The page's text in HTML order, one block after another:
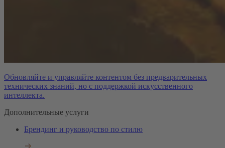
Обновляйте и управляйте контентом без предварительных
технических знаний, но с поддержкой искусственного
интеллекта.
Дополнительные услуги
Брендинг и руководство по стилю